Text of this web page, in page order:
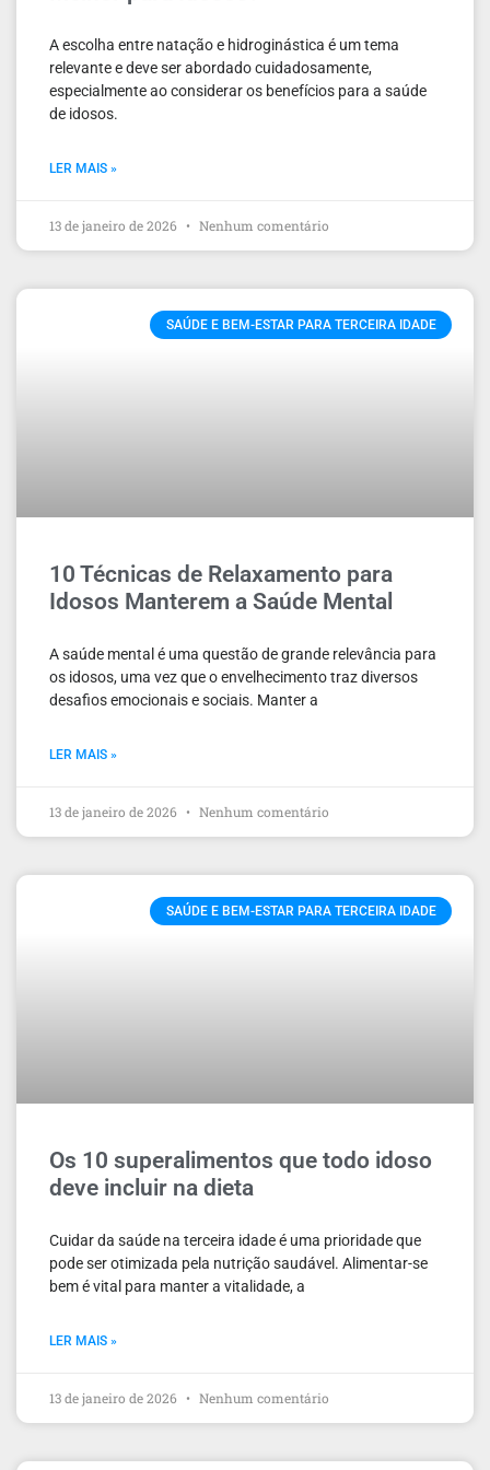
A escolha entre natação e hidroginástica é um tema
relevante e deve ser abordado cuidadosamente,
especialmente ao considerar os benefícios para a saúde
de idosos.
LER MAIS »
13 de janeiro de 2026 Nenhum comentário
SAÚDE E BEM-ESTAR PARA TERCEIRA IDADE
10 Técnicas de Relaxamento para
Idosos Manterem a Saúde Mental
A saúde mental é uma questão de grande relevância para
os idosos, uma vez que o envelhecimento traz diversos
desafios emocionais e sociais. Manter a
LER MAIS »
13 de janeiro de 2026 Nenhum comentário
SAÚDE E BEM-ESTAR PARA TERCEIRA IDADE
Os 10 superalimentos que todo idoso
deve incluir na dieta
Cuidar da saúde na terceira idade é uma prioridade que
pode ser otimizada pela nutrição saudável. Alimentar-se
bem é vital para manter a vitalidade, a
LER MAIS »
13 de janeiro de 2026 Nenhum comentário